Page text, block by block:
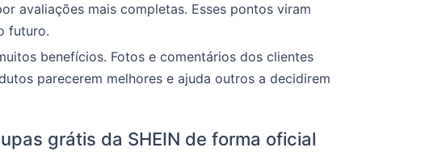
avaliações mais completas. Esses pontos viram
futuro.
benefícios. Fotos e comentários dos clientes
parecerem melhores e ajuda outros a decidirem
grátis da SHEIN de forma oficial